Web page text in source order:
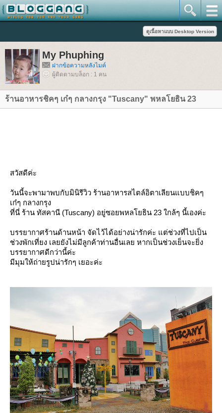
My Phuphing
ฝากข้อความหลังไมค์
ผู้ติดตามบล็อก : 1 คน
ร้านอาหารชิคๆ เก๋ๆ กลางกรุง "Tuscany" พหลโยธิน 23
สวัสดีค่ะ
วันนี้จะพามาพบกับมินิรีวิว ร้านอาหารสไตล์อิตาเลียนแบบชิคๆ
เก๋ๆ กลางกรุง
ที่นี่ ร้าน ทัสคานี (Tuscany) อยู่ซอยพหลโยธิน 23 ใกล้ๆ นี้เองค่ะ
บรรยากาศร้านด้านหน้า จัดไว้ได้อย่างน่ารักค่ะ แต่ช่วงที่ไปเป็น
ช่วงพักเที่ยง เลยยังไม่มีลูกค้าท่านอื่นเลย หากเป็นช่วงเย็นจะยิ่ง
บรรยากาศดีกว่านี้ค่ะ
มีมุมให้ถ่ายรูปน่ารักๆ เยอะค่ะ